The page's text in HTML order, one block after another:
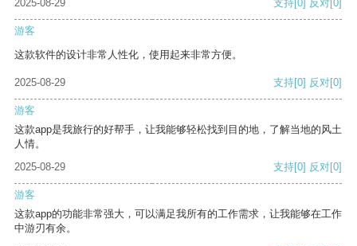
2025-08-29
支持[0] 反对[0]
游客
这款软件的设计非常人性化，使用起来非常方便。
2025-08-29 支持[0] 反对[0]
游客
这款app是我旅行的好帮手，让我能够轻松找到目的地，了解当地的风土
人情。
2025-08-29
支持[0] 反对[0]
游客
这款app的功能非常强大，可以满足我所有的工作需求，让我能够在工作
中游刃有余。